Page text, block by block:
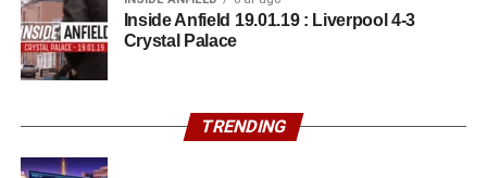
Inside Anfield 19.01.19 : Liverpool 4-3
Crystal Palace
TRENDING